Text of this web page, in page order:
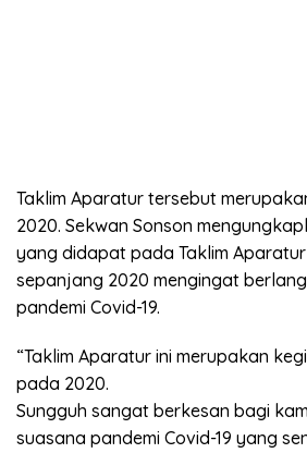
Taklim Aparatur tersebut
2020. Sekwan Sonson
yang didapat pada Taklim
sepanjang 2020 mengingat
pandemi Covid-19.
“Taklim Aparatur ini merupakan
pada 2020.
Sungguh sangat berkesan bagi
suasana pandemi Covid-19 yang